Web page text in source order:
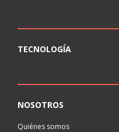
TECNOLOGÍA
NOSOTROS
Quiénes somos